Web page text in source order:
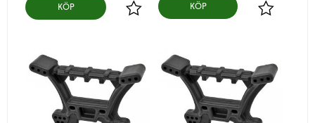
Lägg till i favoriter
KÖP
Lägg till i